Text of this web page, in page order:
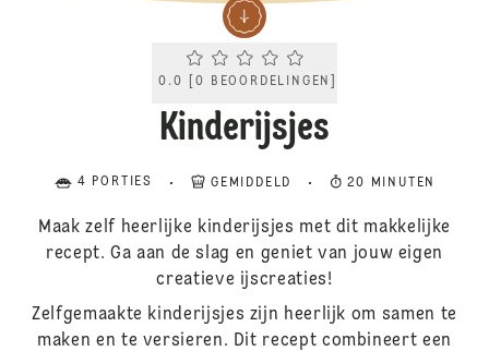
Current rating 0.0. Click to rate.
0.0 [0 BEOORDELINGEN
Kinderijsjes
4 PORTIES GEMIDDELD 20 MINUTEN
Maak zelf heerlijke kinderijsjes met dit makkelijke
recept. Ga aan de slag en geniet van jouw eigen
creatieve ijscreaties!
Zelfgemaakte kinderijsjes zijn heerlijk om samen te
maken en te versieren. Dit recept combineert een